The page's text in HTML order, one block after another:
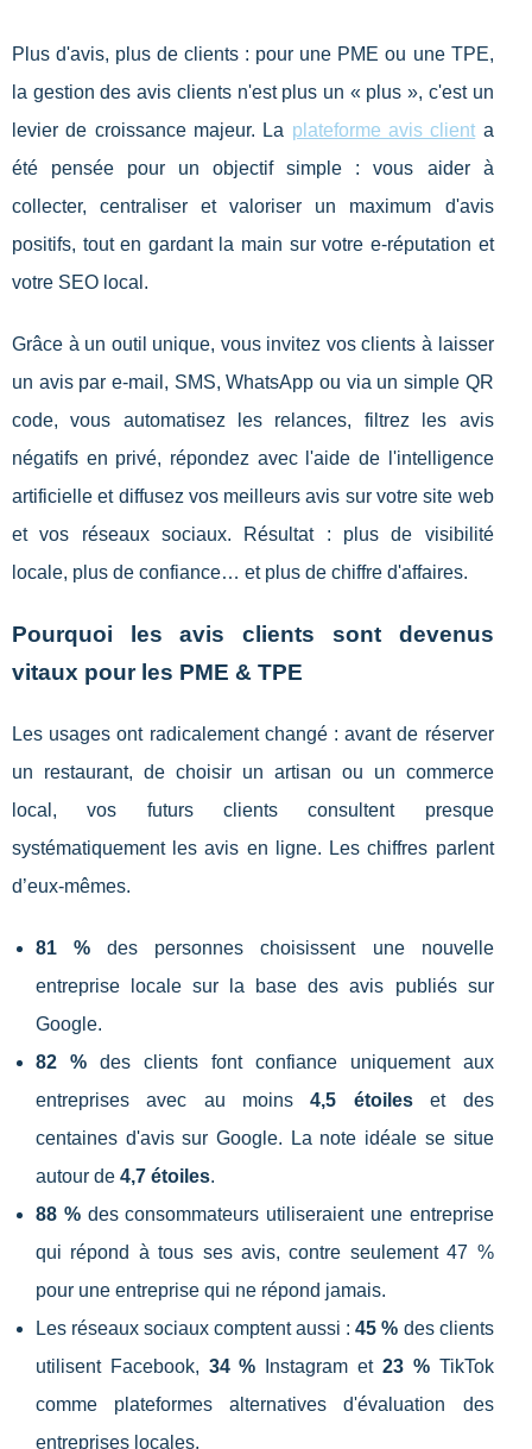
Plus d'avis, plus de clients : pour une PME ou une TPE,
la gestion des avis clients n'est plus un « plus », c'est un
levier de croissance majeur. La plateforme avis client a
été pensée pour un objectif simple : vous aider à
collecter, centraliser et valoriser un maximum d'avis
positifs, tout en gardant la main sur votre e-réputation et
votre SEO local.
Grâce à un outil unique, vous invitez vos clients à laisser
un avis par e-mail, SMS, WhatsApp ou via un simple QR
code, vous automatisez les relances, filtrez les avis
négatifs en privé, répondez avec l'aide de l'intelligence
artificielle et diffusez vos meilleurs avis sur votre site web
et vos réseaux sociaux. Résultat : plus de visibilité
locale, plus de confiance… et plus de chiffre d'affaires.
Pourquoi les avis clients sont devenus
vitaux pour les PME & TPE
Les usages ont radicalement changé : avant de réserver
un restaurant, de choisir un artisan ou un commerce
local, vos futurs clients consultent presque
systématiquement les avis en ligne. Les chiffres parlent
d’eux-mêmes.
81 % des personnes choisissent une nouvelle
entreprise locale sur la base des avis publiés sur
Google.
82 %des clients font confiance uniquement aux
entreprises avec au moins4,5 étoileset des
centaines d'avis sur Google. La note idéale se situe
autour de 4,7 étoiles.
88 %des consommateurs utiliseraient une entreprise
qui répond à tous ses avis, contre seulement 47 %
pour une entreprise qui ne répond jamais.
Les réseaux sociaux comptent aussi :45 % des clients
utilisent Facebook, 34 % Instagram et 23 %TikTok
comme plateformes alternatives d'évaluation des
entreprises locales.